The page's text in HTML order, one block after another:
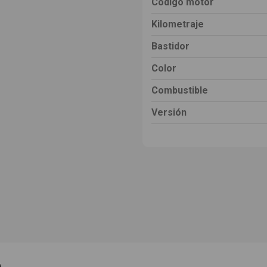
Kilometraje
Bastidor
Color
Combustible
Versión